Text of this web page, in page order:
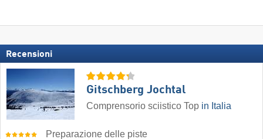
Recensioni
Gitschberg Jochtal
Comprensorio sciistico Top in Italia
Preparazione delle piste